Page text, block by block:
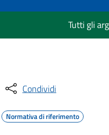
Tutti gli
Condividi
Normativa di riferimento